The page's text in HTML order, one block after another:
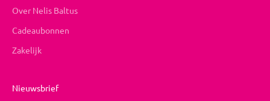
Over Nelis Baltus
Cadeaubonnen
Zakelijk
Nieuwsbrief